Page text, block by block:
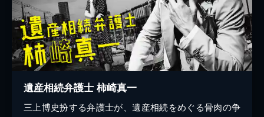
遺産相続弁護士 柿崎真一
三上博史扮する弁護士が、遺産相続をめぐる骨肉の争